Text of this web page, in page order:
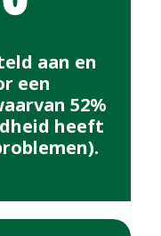
aan en
een
52%
heeft